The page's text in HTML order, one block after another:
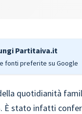
Partitaiva.it
fonti preferite su Google
quotidianità
. È stato infatti